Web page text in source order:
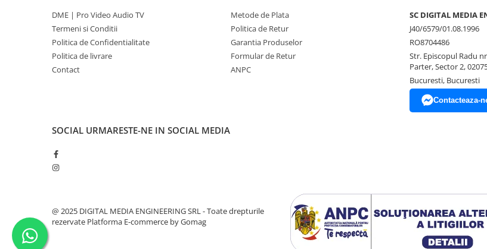
DME | Pro Video Audio TV
Termeni si Conditii
Politica de Confidentialitate
Politica de livrare
Contact
Metode de Plata
Politica de Retur
Garantia Produselor
Formular de Retur
ANPC
SC DIGITAL MEDIA
J40/6579/01.08.1996
RO8704486
Str. Episcopul Radu
Parter, Sector 2,
Bucuresti, Bucuresti
Contacteaza-
SOCIAL URMARESTE-NE IN SOCIAL MEDIA
@ 2025 DIGITAL MEDIA ENGINEERING SRL - Toate drepturile
rezervate Platforma E-commerce by Gomag